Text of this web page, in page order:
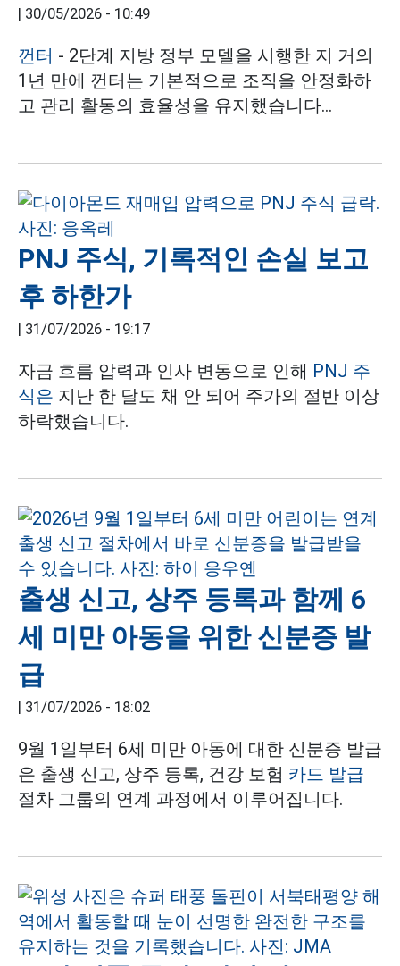
30/05/2026 - 10:49
껀터 - 2단계 지방 정부 모델을 시행한 지 거의
1년 만에 껀터는 기본적으로 조직을 안정화하
고 관리 활동의 효율성을 유지했습니다...
PNJ 주식, 기록적인 손실 보고
후 하한가
31/07/2026 - 19:17
자금 흐름 압력과 인사 변동으로 인해 PNJ 주
식은 지난 한 달도 채 안 되어 주가의 절반 이상
하락했습니다.
출생 신고, 상주 등록과 함께 6
세 미만 아동을 위한 신분증 발
급
31/07/2026 - 18:02
9월 1일부터 6세 미만 아동에 대한 신분증 발급
은 출생 신고, 상주 등록, 건강 보험 카드 발급
절차 그룹의 연계 과정에서 이루어집니다.